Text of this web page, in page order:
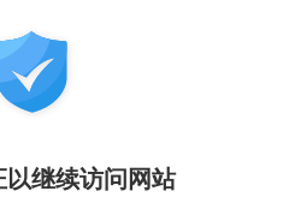
继续访问网站